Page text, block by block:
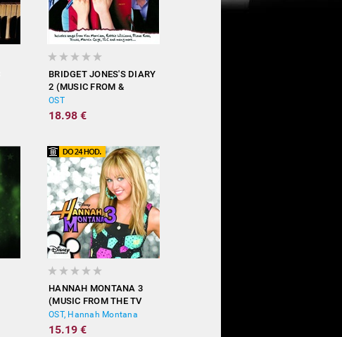
BRIDGET JONES'S DIARY
2 (MUSIC FROM &
INSPIRED BY THE
MOTION PICTURE)
OST
18.98 €
HANNAH MONTANA 3
(MUSIC FROM THE TV
SHOW)
OST, Hannah Montana
15.19 €